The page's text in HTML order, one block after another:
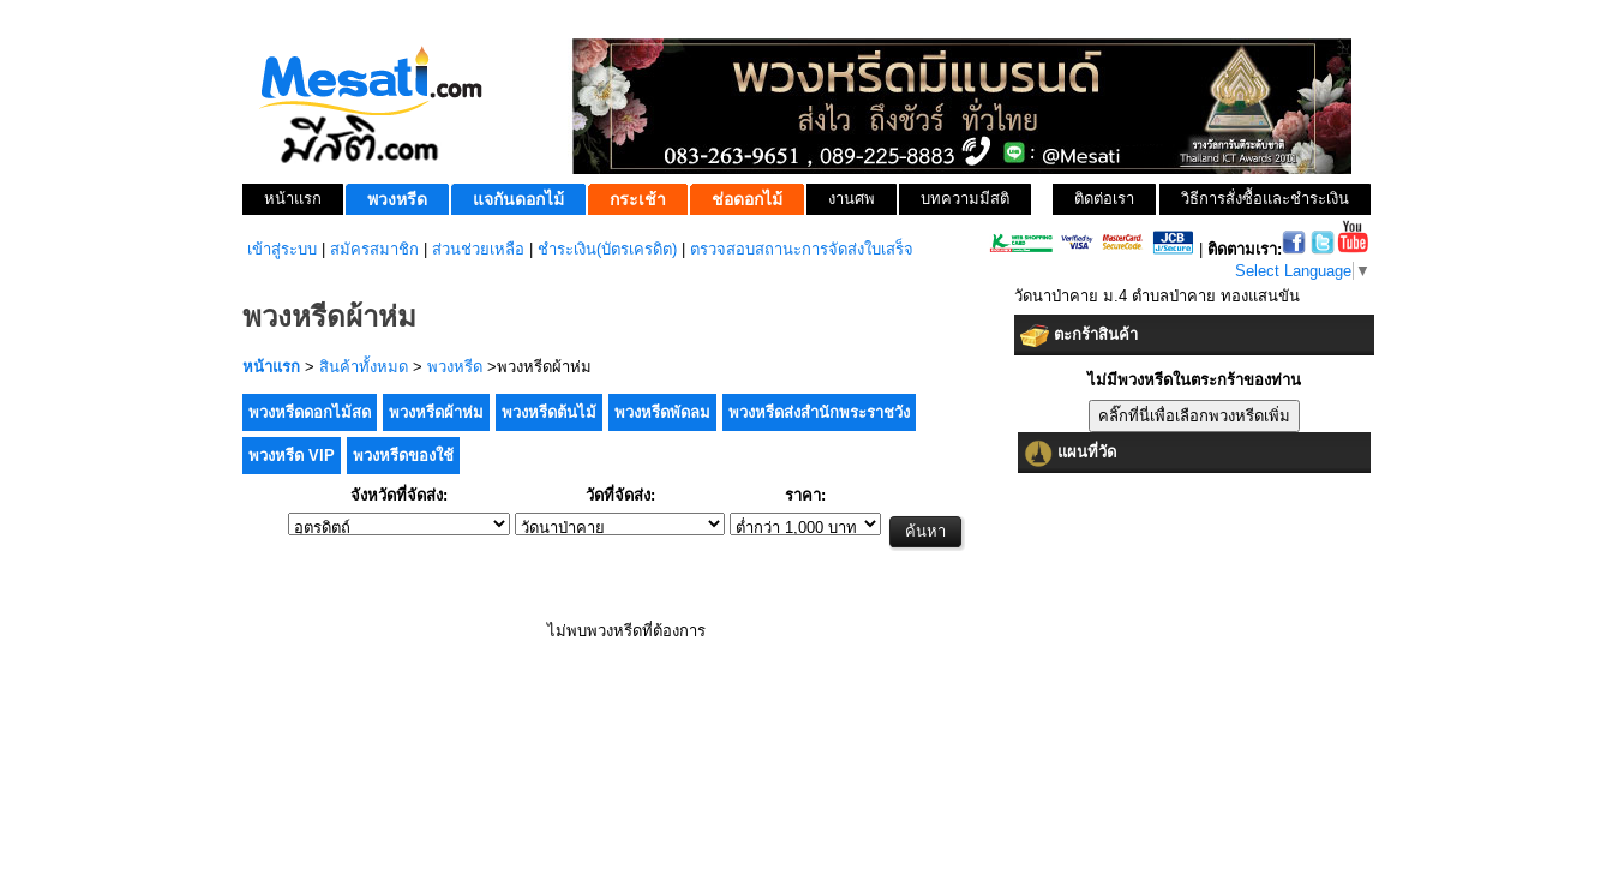
หน้าแรก พวงหรีด แจกันดอกไม้ กระเช้า ช่อดอกไม้ งานศพ บทความมีสติ วิธีการสั่งซื้อและชำระเงิน
ติดต่อเรา
เข้าสู่ระบบ สมัครสมาชิก ส่วนช่วยเหลือ ชำระเงิน(บัตรเครดิต) ตรวจสอบสถานะการจัดส่งใบเสร็จ
ติดตามเรา:
Select Language ▼
พวงหรีดผ้าห่ม
หน้าแรก > สินค้าทั้งหมด > พวงหรีด >พวงหรีดผ้าห่ม
พวงหรีดดอกไม้สด พวงหรีดผ้าห่ม พวงหรีดต้นไม้ พวงหรีดพัดลม พวงหรีดส่งสำนักพระราชวัง
พวงหรีด VIP พวงหรีดของใช้
จังหวัดที่จัดส่ง: วัดที่จัดส่ง: ราคา:
ไม่พบพวงหรีดที่ต้องการ
วัดนาป่าคาย ม.4 ตำบลป่าคาย ทองแสนขัน
ตะกร้าสินค้า
ไม่มีพวงหรีดในตระกร้าของท่าน
แผนที่วัด